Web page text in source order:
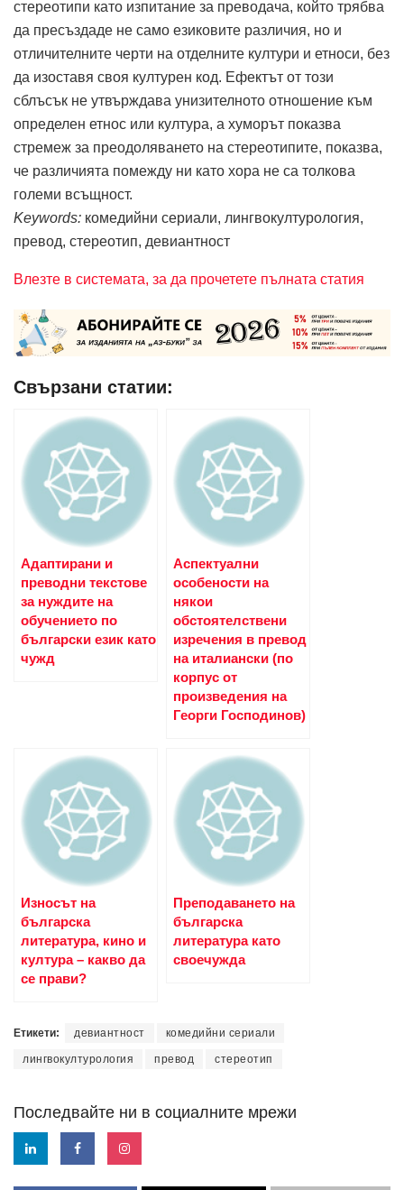
стереотипи като изпитание за преводача, който трябва
да пресъздаде не само езиковите различия, но и
отличителните черти на отделните култури и етноси, без
да изоставя своя културен код. Ефектът от този
сблъсък не утвърждава унизителното отношение към
определен етнос или култура, а хуморът показва
стремеж за преодоляването на стереотипите, показва,
че различията помежду ни като хора не са толкова
големи всъщност.
Keywords: комедийни сериали, лингвокултурология,
превод, стереотип, девиантност
Влезте в системата, за да прочетете пълната статия
Свързани статии:
Адаптирани и
преводни текстове
за нуждите на
обучението по
български език като
чужд
Аспектуални
особености на
някои
обстоятелствени
изречения в превод
на италиански (по
корпус от
произведения на
Георги Господинов)
Износът на
българска
литература, кино и
култура – какво да
се прави?
Преподаването на
българска
литература като
своечужда
Етикети: девиантност комедийни сериали
лингвокултурология превод стереотип
Последвайте ни в социалните мрежи